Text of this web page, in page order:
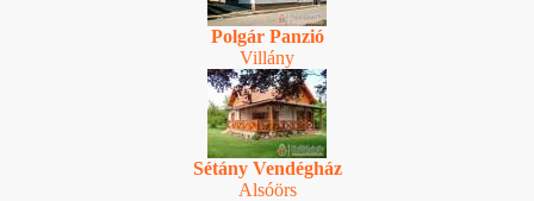
Polgár Panzió
Villány
Sétány Vendégház
Alsóörs